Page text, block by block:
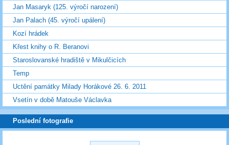
Jan Masaryk (125. výročí narození)
Jan Palach (45. výročí upálení)
Kozí hrádek
Křest knihy o R. Beranovi
Staroslovanské hradiště v Mikulčicích
Temp
Uctění památky Milady Horákové 26. 6. 2011
Vsetín v době Matouše Václavka
Poslední fotografie